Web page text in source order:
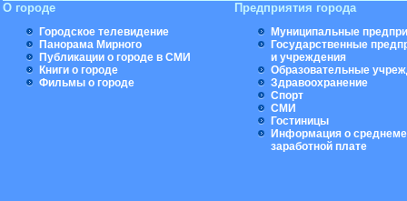
О городе
Городское телевидение
Панорама Мирного
Публикации о городе в СМИ
Книги о городе
Фильмы о городе
Предприятия города
Муниципальные
Государственные
и учреждения
Образовательные
Здравоохранение
Спорт
СМИ
Гостиницы
Информация о
заработной плате